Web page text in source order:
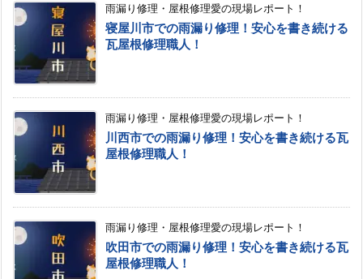
雨漏り修理・屋根修理愛の現場レポート！
寝屋川市での雨漏り修理！安心を書き続ける
瓦屋根修理職人！
雨漏り修理・屋根修理愛の現場レポート！
川西市での雨漏り修理！安心を書き続ける瓦
屋根修理職人！
雨漏り修理・屋根修理愛の現場レポート！
吹田市での雨漏り修理！安心を書き続ける瓦
屋根修理職人！